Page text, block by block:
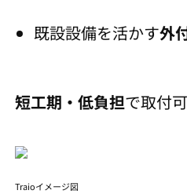
既設設備を活かす外
短工期・低負担で取付
Traioイメージ図